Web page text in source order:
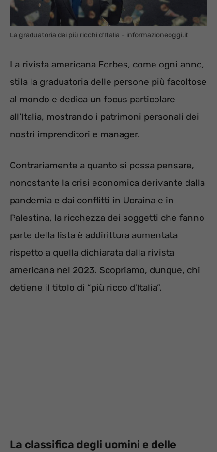
La graduatoria dei più ricchi d’Italia – informazioneoggi.it
La rivista americana Forbes, come ogni anno,
stila la graduatoria delle persone più facoltose
al mondo e dedica un focus particolare
all’Italia, mostrando i patrimoni personali dei
nostri imprenditori e manager.
Contrariamente a quanto si possa pensare,
nonostante la crisi economica derivante dalla
pandemia e dai conflitti in Ucraina e in
Palestina, la ricchezza dei soggetti che fanno
parte della lista è addirittura aumentata
rispetto a quella dichiarata dalla rivista
americana nel 2023. Scopriamo, dunque, chi
detiene il titolo di “più ricco d’Italia”.
La classifica degli uomini e delle